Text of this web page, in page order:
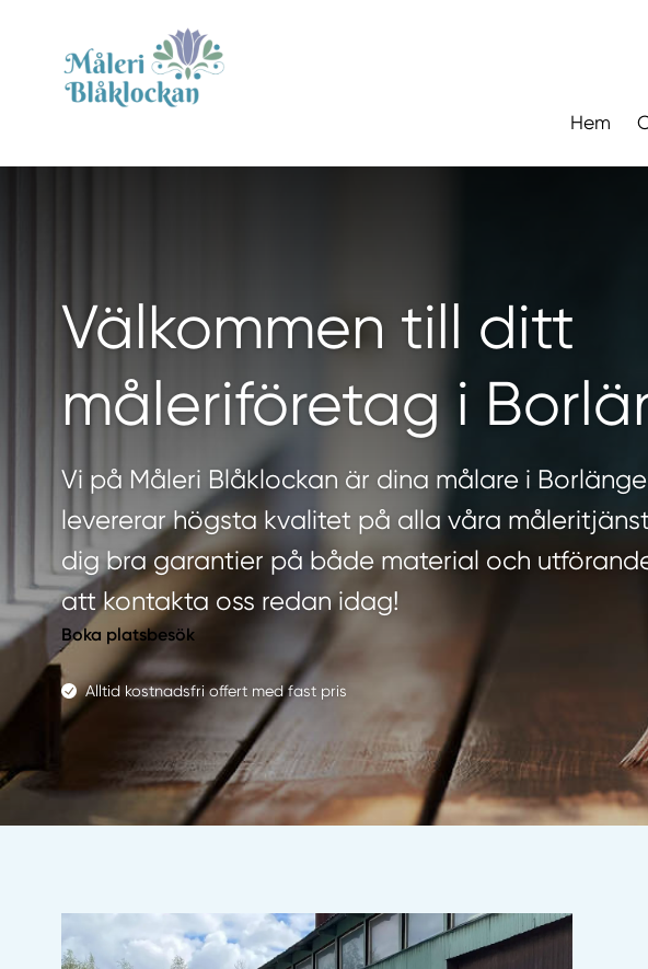
Hem
Välkommen till ditt
måleriföretag i
Vi på Måleri Blåklockan är dina målare i
levererar högsta kvalitet på alla våra
dig bra garantier på både material och
att kontakta oss redan idag!
Boka platsbesök
Alltid kostnadsfri offert med fast pris